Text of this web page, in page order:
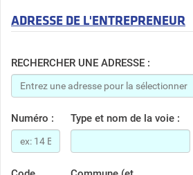
ADRESSE DE L'ENTREPRENEUR
RECHERCHER UNE ADRESSE :
Numéro : Type et nom de la voie :